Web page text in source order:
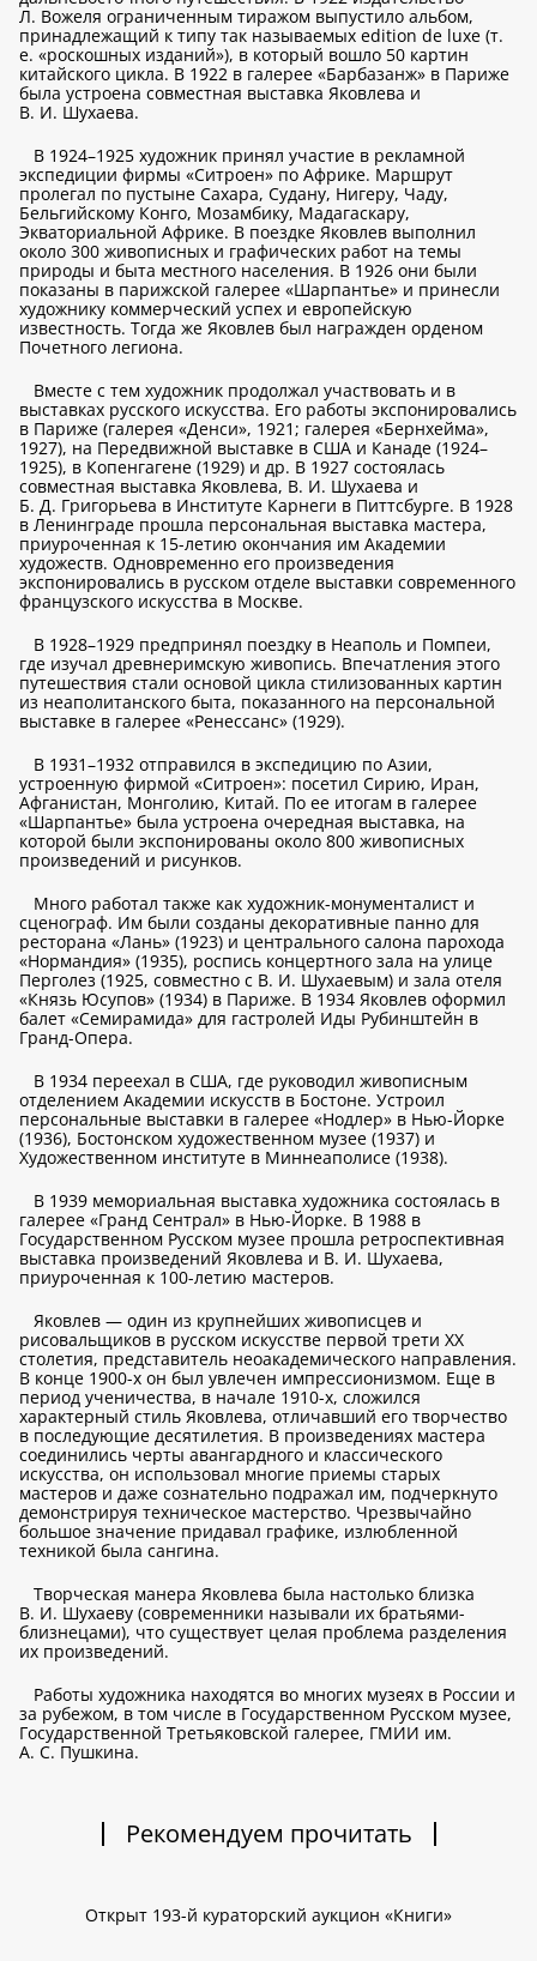
Л. Вожеля ограниченным тиражом выпустило альбом,
принадлежащий к типу так называемых edition de luxe (т.
е. «роскошных изданий»), в который вошло 50 картин
китайского цикла. В 1922 в галерее «Барбазанж» в Париже
была устроена совместная выставка Яковлева и
В. И. Шухаева.
В 1924–1925 художник принял участие в рекламной
экспедиции фирмы «Ситроен» по Африке. Маршрут
пролегал по пустыне Сахара, Судану, Нигеру, Чаду,
Бельгийскому Конго, Мозамбику, Мадагаскару,
Экваториальной Африке. В поездке Яковлев выполнил
около 300 живописных и графических работ на темы
природы и быта местного населения. В 1926 они были
показаны в парижской галерее «Шарпантье» и принесли
художнику коммерческий успех и европейскую
известность. Тогда же Яковлев был награжден орденом
Почетного легиона.
Вместе с тем художник продолжал участвовать и в
выставках русского искусства. Его работы экспонировались
в Париже (галерея «Денси», 1921; галерея «Бернхейма»,
1927), на Передвижной выставке в США и Канаде (1924–
1925), в Копенгагене (1929) и др. В 1927 состоялась
совместная выставка Яковлева, В. И. Шухаева и
Б. Д. Григорьева в Институте Карнеги в Питтсбурге. В 1928
в Ленинграде прошла персональная выставка мастера,
приуроченная к 15-летию окончания им Академии
художеств. Одновременно его произведения
экспонировались в русском отделе выставки современного
французского искусства в Москве.
В 1928–1929 предпринял поездку в Неаполь и Помпеи,
где изучал древнеримскую живопись. Впечатления этого
путешествия стали основой цикла стилизованных картин
из неаполитанского быта, показанного на персональной
выставке в галерее «Ренессанс» (1929).
В 1931–1932 отправился в экспедицию по Азии,
устроенную фирмой «Ситроен»: посетил Сирию, Иран,
Афганистан, Монголию, Китай. По ее итогам в галерее
«Шарпантье» была устроена очередная выставка, на
которой были экспонированы около 800 живописных
произведений и рисунков.
Много работал также как художник-монументалист и
сценограф. Им были созданы декоративные панно для
ресторана «Лань» (1923) и центрального салона парохода
«Нормандия» (1935), роспись концертного зала на улице
Перголез (1925, совместно с В. И. Шухаевым) и зала отеля
«Князь Юсупов» (1934) в Париже. В 1934 Яковлев оформил
балет «Семирамида» для гастролей Иды Рубинштейн в
Гранд-Опера.
В 1934 переехал в США, где руководил живописным
отделением Академии искусств в Бостоне. Устроил
персональные выставки в галерее «Нодлер» в Нью-Йорке
(1936), Бостонском художественном музее (1937) и
Художественном институте в Миннеаполисе (1938).
В 1939 мемориальная выставка художника состоялась в
галерее «Гранд Сентрал» в Нью-Йорке. В 1988 в
Государственном Русском музее прошла ретроспективная
выставка произведений Яковлева и В. И. Шухаева,
приуроченная к 100-летию мастеров.
Яковлев — один из крупнейших живописцев и
рисовальщиков в русском искусстве первой трети ХХ
столетия, представитель неоакадемического направления.
В конце 1900-х он был увлечен импрессионизмом. Еще в
период ученичества, в начале 1910-х, сложился
характерный стиль Яковлева, отличавший его творчество
в последующие десятилетия. В произведениях мастера
соединились черты авангардного и классического
искусства, он использовал многие приемы старых
мастеров и даже сознательно подражал им, подчеркнуто
демонстрируя техническое мастерство. Чрезвычайно
большое значение придавал графике, излюбленной
техникой была сангина.
Творческая манера Яковлева была настолько близка
В. И. Шухаеву (современники называли их братьями-
близнецами), что существует целая проблема разделения
их произведений.
Работы художника находятся во многих музеях в России и
за рубежом, в том числе в Государственном Русском музее,
Государственной Третьяковской галерее, ГМИИ им.
А. С. Пушкина.
Рекомендуем прочитать
Открыт 193-й кураторский аукцион «Книги»